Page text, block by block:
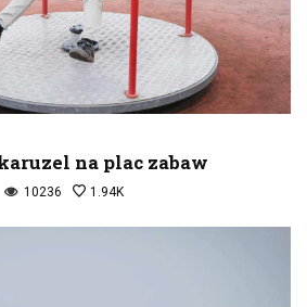
na plac zabaw
10236 1.94K